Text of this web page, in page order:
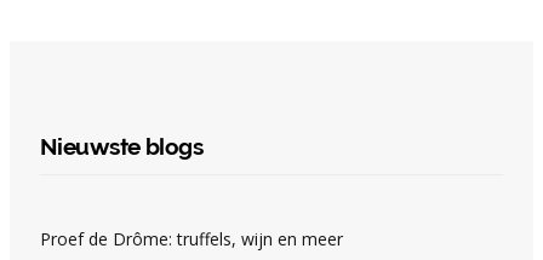
Nieuwste blogs
Proef de Drôme: truffels, wijn en meer